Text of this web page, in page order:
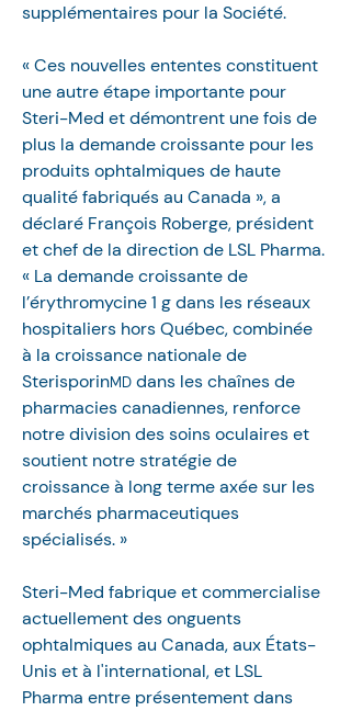
supplémentaires pour la Société.
« Ces nouvelles ententes constituent
une autre étape importante pour
Steri-Med et démontrent une fois de
plus la demande croissante pour les
produits ophtalmiques de haute
qualité fabriqués au Canada », a
déclaré François Roberge, président
et chef de la direction de LSL Pharma.
« La demande croissante de
l’érythromycine 1 g dans les réseaux
hospitaliers hors Québec, combinée
à la croissance nationale de
SterisporinMD dans les chaînes de
pharmacies canadiennes, renforce
notre division des soins oculaires et
soutient notre stratégie de
croissance à long terme axée sur les
marchés pharmaceutiques
spécialisés. »
Steri-Med fabrique et commercialise
actuellement des onguents
ophtalmiques au Canada, aux États-
Unis et à l'international, et LSL
Pharma entre présentement dans